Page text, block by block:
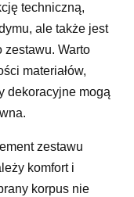
techniczną,
ale także jest
zestawu. Warto
materiałów,
dekoracyjne mogą
zestawu
komfort i
korpus nie